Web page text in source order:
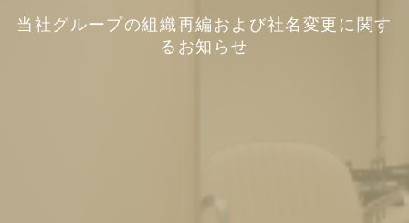
当社グループの組織再編および社名変更に関す
るお知らせ